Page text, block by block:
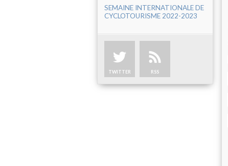
SEMAINE INTERNATIONALE DE
CYCLOTOURISME 2022-2023
TWITTER RSS